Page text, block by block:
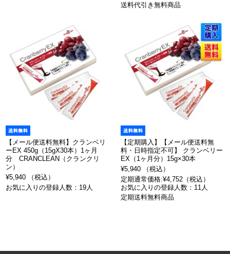
送料代引き無料商品
【メール便送料無料】クランベリ
ーEX 450g（15gX30本）1ヶ月
分 CRANCLEAN（クランクリ
ン）
¥5,940 （税込）
お気に入りの登録人数：19人
【定期購入】【メール便送料無
料・日時指定不可】 クランベリー
EX（1ヶ月分）15g×30本
¥5,940 （税込）
定期通常価格:¥4,752（税込）
お気に入りの登録人数：11人
定期送料無料商品